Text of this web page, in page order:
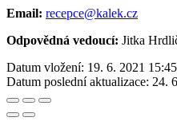
Email: recepce@kalek.cz
Odpovědná vedoucí: Jitka
Datum vložení: 19. 6. 2021 15:45
Datum poslední aktualizace: 24.